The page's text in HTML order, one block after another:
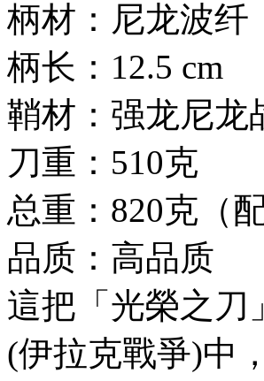
柄材：尼龙波纤
柄长：12.5 cm
鞘材：强龙尼龙
刀重：510克
总重：820克（
品质：高品质
這把「光榮之刀
(伊拉克戰爭)中